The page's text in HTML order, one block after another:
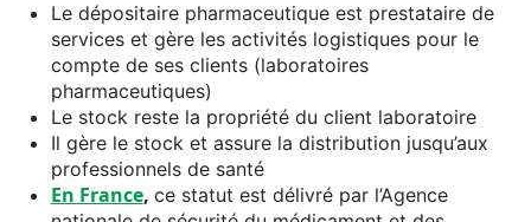
Le dépositaire pharmaceutique est prestataire de
services et gère les activités logistiques pour le
compte de ses clients (laboratoires
pharmaceutiques)
Le stock reste la propriété du client laboratoire
Il gère le stock et assure la distribution jusqu’aux
professionnels de santé
En France, ce statut est délivré par l’Agence